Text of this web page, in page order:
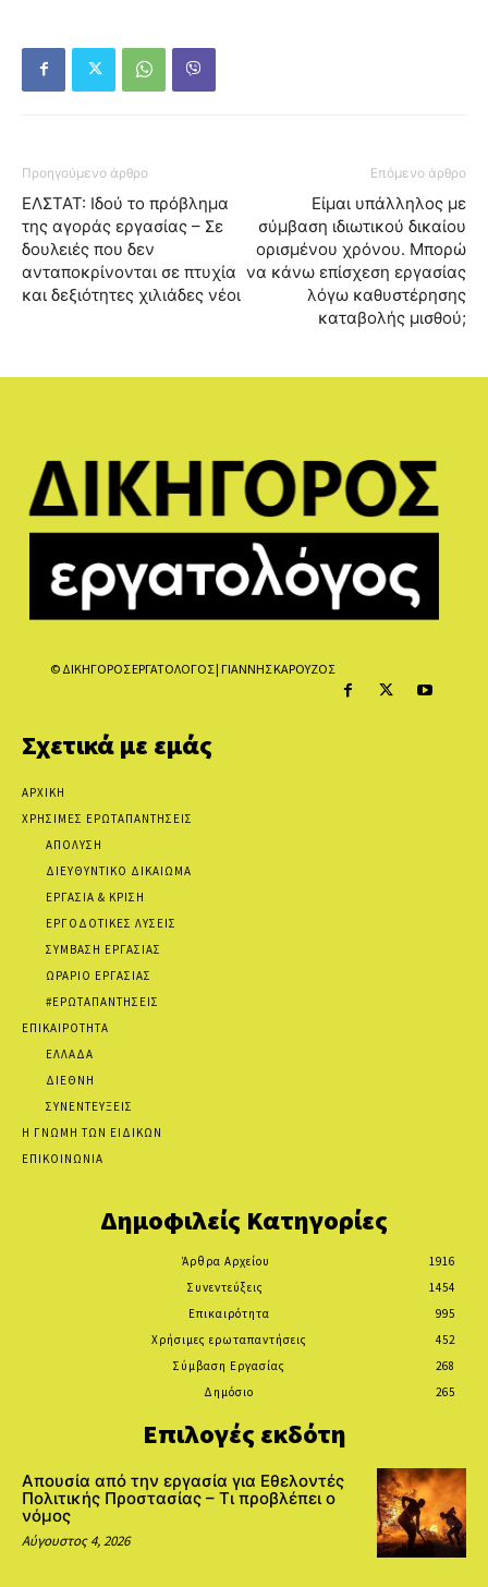
Προηγούμενο άρθρο
ΕΛΣΤΑΤ: Ιδού το πρόβλημα
της αγοράς εργασίας – Σε
δουλειές που δεν
ανταποκρίνονται σε πτυχία
και δεξιότητες χιλιάδες νέοι
Επόμενο άρθρο
Είμαι υπάλληλος με
σύμβαση ιδιωτικού δικαίου
ορισμένου χρόνου. Μπορώ
να κάνω επίσχεση εργασίας
λόγω καθυστέρησης
καταβολής μισθού;
© ΔΙΚΗΓΟΡΟΣ ΕΡΓΑΤΟΛΟΓΟΣ | ΓΙΑΝΝΗΣ ΚΑΡΟΥΖΟΣ
Σχετικά με εμάς
ΑΡΧΙΚΗ
ΧΡΗΣΙΜΕΣ ΕΡΩΤΑΠΑΝΤΗΣΕΙΣ
ΑΠΟΛΥΣΗ
ΔΙΕΥΘΥΝΤΙΚΟ ΔΙΚΑΙΩΜΑ
ΕΡΓΑΣΙΑ & ΚΡΙΣΗ
ΕΡΓΟΔΟΤΙΚΕΣ ΛΥΣΕΙΣ
ΣΥΜΒΑΣΗ ΕΡΓΑΣΙΑΣ
ΩΡΑΡΙΟ ΕΡΓΑΣΙΑΣ
#ΕΡΩΤΑΠΑΝΤΗΣΕΙΣ
ΕΠΙΚΑΙΡΟΤΗΤΑ
ΕΛΛΑΔΑ
ΔΙΕΘΝΗ
ΣΥΝΕΝΤΕΥΞΕΙΣ
Η ΓΝΩΜΗ ΤΩΝ ΕΙΔΙΚΩΝ
ΕΠΙΚΟΙΝΩΝΙΑ
Δημοφιλείς Κατηγορίες
Άρθρα Αρχείου
1916
Συνεντεύξεις
1454
Επικαιρότητα
995
Χρήσιμες ερωταπαντήσεις
452
Σύμβαση Εργασίας
268
Δημόσιο
265
Επιλογές εκδότη
Απουσία από την εργασία για Εθελοντές
Πολιτικής Προστασίας – Τι προβλέπει ο
νόμος
Αύγουστος 4, 2026